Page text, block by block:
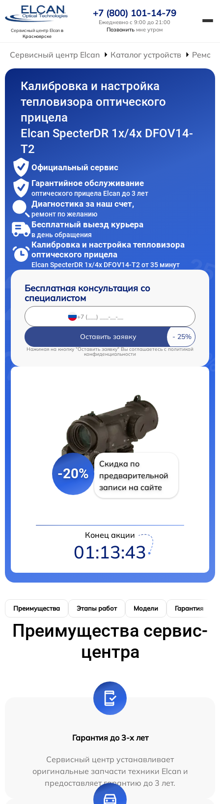
Сервисный центр Elcanв
Красноярске
+7 (800) 101-14-79
Ежедневно с 9:00 до 21:00
Позвонить мне утром
Сервисный центр Elcan Каталог устройств
Калибровка и настройка
тепловизора оптического
прицела
Elcan SpecterDR 1x/4x DFOV14-
T2
Официальный сервис
Гарантийное обслуживание
оптического прицела Elcan до 3 лет
Диагностика за наш счет,
ремонт по желанию
Бесплатный выезд курьера
в день обращения
Калибровка и настройка тепловизора
оптического прицела
Elcan SpecterDR 1x/4x DFOV14-T2 от 35 минут
Бесплатная консультация со
специалистом
Оставить заявку
Нажимая на кнопку "Оставить заявку" Вы соглашаетесь c политикой
конфиденциальности
-20%
Скидка по
предварительной
записи на сайте
Конец акции
01:13:42
Преимущества Этапы работ Модели Гарантия
Преимущества сервис-
центра
Гарантия до 3-х лет
Сервисный центр устанавливает
оригинальные запчасти техники Elcan и
предоставляет гарантию до 3 лет.